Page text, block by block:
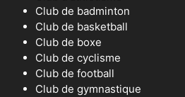
Club de badminton
Club de basketball
Club de boxe
Club de cyclisme
Club de football
Club de gymnastique